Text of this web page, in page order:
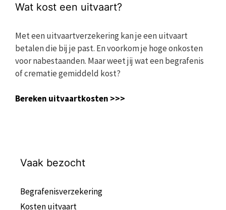
Wat kost een uitvaart?
Met een uitvaartverzekering kan je een uitvaart
betalen die bij je past. En voorkom je hoge onkosten
voor nabestaanden. Maar weet jij wat een begrafenis
of crematie gemiddeld kost?
Bereken uitvaartkosten >>>
Vaak bezocht
Begrafenisverzekering
Kosten uitvaart